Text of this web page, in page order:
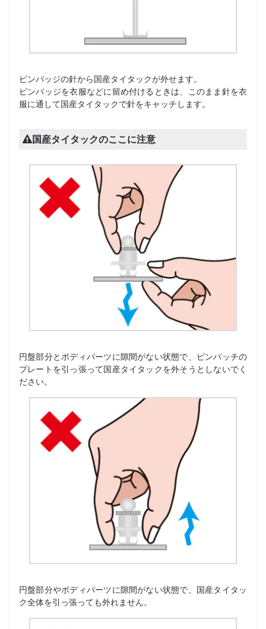
ピンバッジの針から国産タイタックが外せます。
ピンバッジを衣服などに留め付けるときは、このまま針を衣
服に通して国産タイタックで針をキャッチします。
国産タイタックのここに注意
円盤部分とボディパーツに隙間がない状態で、ピンバッチの
プレートを引っ張って国産タイタックを外そうとしないでく
ださい。
円盤部分やボディパーツに隙間がない状態で、国産タイタッ
ク全体を引っ張っても外れません。